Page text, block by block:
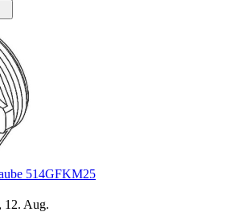
514GFKM25
12. Aug.